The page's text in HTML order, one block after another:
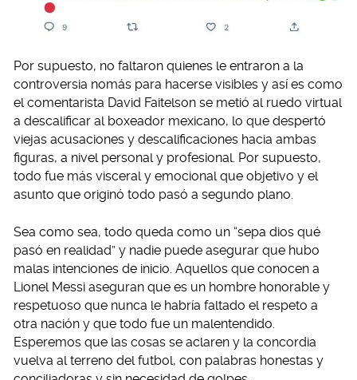
Por supuesto, no faltaron quienes le entraron a la
controversia nomás para hacerse visibles y así es como
el comentarista David Faitelson se metió al ruedo virtual
a descalificar al boxeador mexicano, lo que despertó
viejas acusaciones y descalificaciones hacia ambas
figuras, a nivel personal y profesional. Por supuesto,
todo fue más visceral y emocional que objetivo y el
asunto que originó todo pasó a segundo plano.
Sea como sea, todo queda como un “sepa dios qué
pasó en realidad” y nadie puede asegurar que hubo
malas intenciones de inicio. Aquellos que conocen a
Lionel Messi aseguran que es un hombre honorable y
respetuoso que nunca le habría faltado el respeto a
otra nación y que todo fue un malentendido.
Esperemos que las cosas se aclaren y la concordia
vuelva al terreno del futbol, con palabras honestas y